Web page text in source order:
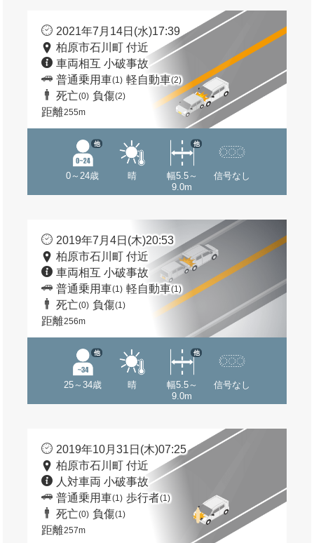
2021年7月14日(水)17:39
柏原市石川町 付近
車両相互 小破事故
普通乗用車(1) 軽自動車(2)
死亡(0) 負傷(2)
距離255m
0～24歳
他
晴
幅5.5～
9.0m
他
信号なし
2019年7月4日(木)20:53
柏原市石川町 付近
車両相互 小破事故
普通乗用車(1) 軽自動車(1)
死亡(0) 負傷(1)
距離256m
25～34歳
他
晴
幅5.5～
9.0m
他
信号なし
2019年10月31日(木)07:25
柏原市石川町 付近
人対車両 小破事故
普通乗用車(1) 歩行者(1)
死亡(0) 負傷(1)
距離257m